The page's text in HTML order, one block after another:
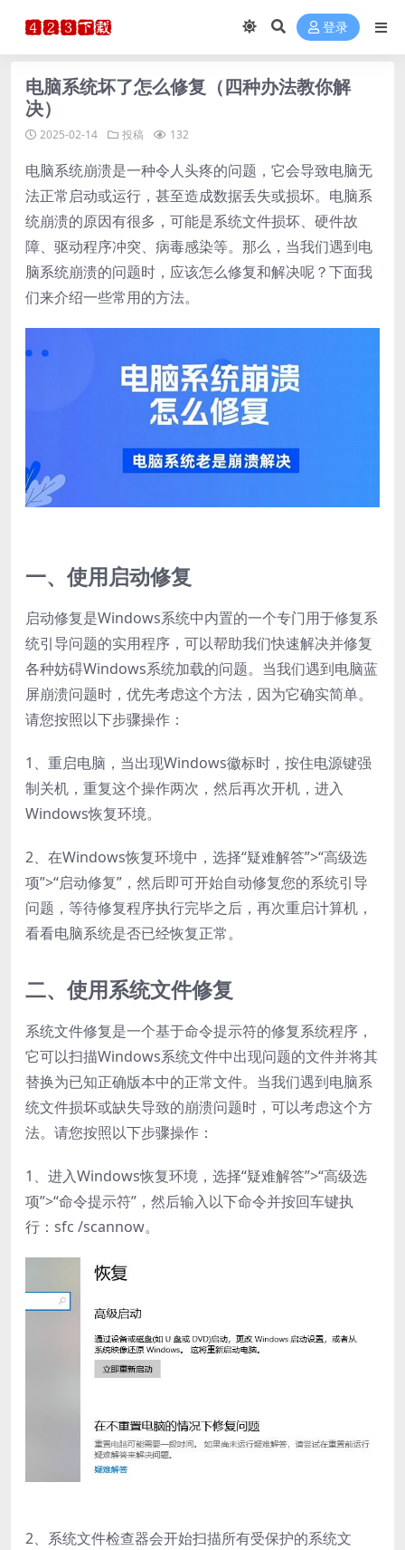
登录
电脑系统坏了怎么修复（四种办法教你解
决）
2025-02-14 投稿 132
电脑系统崩溃是一种令人头疼的问题，它会导致电脑无
法正常启动或运行，甚至造成数据丢失或损坏。电脑系
统崩溃的原因有很多，可能是系统文件损坏、硬件故
障、驱动程序冲突、病毒感染等。那么，当我们遇到电
脑系统崩溃的问题时，应该怎么修复和解决呢？下面我
们来介绍一些常用的方法。
一、使用启动修复
启动修复是Windows系统中内置的一个专门用于修复系
统引导问题的实用程序，可以帮助我们快速解决并修复
各种妨碍Windows系统加载的问题。当我们遇到电脑蓝
屏崩溃问题时，优先考虑这个方法，因为它确实简单。
请您按照以下步骤操作：
1、重启电脑，当出现Windows徽标时，按住电源键强
制关机，重复这个操作两次，然后再次开机，进入
Windows恢复环境。
2、在Windows恢复环境中，选择“疑难解答”>“高级选
项”>“启动修复”，然后即可开始自动修复您的系统引导
问题，等待修复程序执行完毕之后，再次重启计算机，
看看电脑系统是否已经恢复正常。
二、使用系统文件修复
系统文件修复是一个基于命令提示符的修复系统程序，
它可以扫描Windows系统文件中出现问题的文件并将其
替换为已知正确版本中的正常文件。当我们遇到电脑系
统文件损坏或缺失导致的崩溃问题时，可以考虑这个方
法。请您按照以下步骤操作：
1、进入Windows恢复环境，选择“疑难解答”>“高级选
项”>“命令提示符”，然后输入以下命令并按回车键执
行：sfc /scannow。
2、系统文件检查器会开始扫描所有受保护的系统文